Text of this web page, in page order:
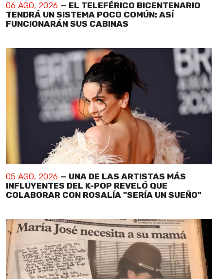
06 AGO, 2026 — EL TELEFÉRICO BICENTENARIO
TENDRÁ UN SISTEMA POCO COMÚN: ASÍ
FUNCIONARÁN SUS CABINAS
05 AGO, 2026 — UNA DE LAS ARTISTAS MÁS
INFLUYENTES DEL K-POP REVELÓ QUE
COLABORAR CON ROSALÍA "SERÍA UN SUEÑO"